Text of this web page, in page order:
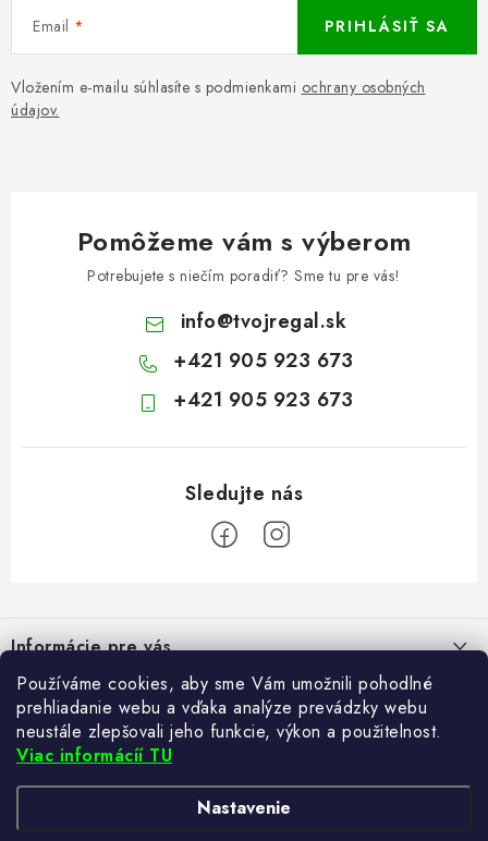
Používáme cookies, aby sme Vám umožnili pohodlné
prehliadanie webu a vďaka analýze prevádzky webu
neustále zlepšovali jeho funkcie, výkon a použitelnost.
Viac informácíí TU
Nastavenie
Email
Vložením e-mailu súhlasíte s podmienkami ochrany osobných
údajov.
PRIHLÁSIŤ SA
Pomôžeme vám s výberom
Potrebujete s niečím poradiť? Sme tu pre vás!
info@tvojregal.sk
+421 905 923 673
+421 905 923 673
pInformácie pre vás
Kontakt
Hodnotenie obchodu
Často kladené otázky
Blogy
Ako si vybrať poštovú schránku?
21.5.2024
Zabezpečte si bohatú úrodu. Začnite s prípravou sadeníc
Facebook
TvujRegal.cz Recenzie obchodu